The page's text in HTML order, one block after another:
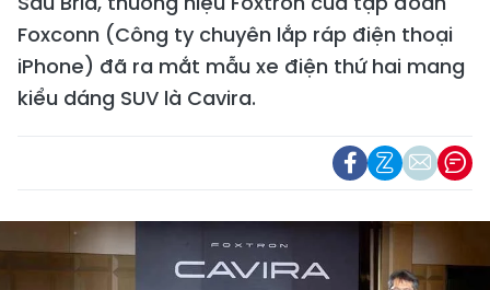
Foxconn (Công ty chuyên lắp ráp điện thoại
iPhone) đã ra mắt mẫu xe điện thứ hai mang
kiểu dáng SUV là Cavira.